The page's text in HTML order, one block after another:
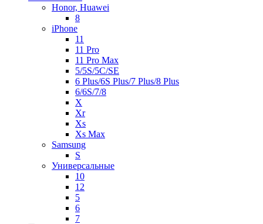
Honor, Huawei
8
iPhone
11
11 Pro
11 Pro Max
5/5S/5C/SE
6 Plus/6S Plus/7 Plus/8 Plus
6/6S/7/8
X
Xr
Xs
Xs Max
Samsung
S
Универсальные
10
12
5
6
7